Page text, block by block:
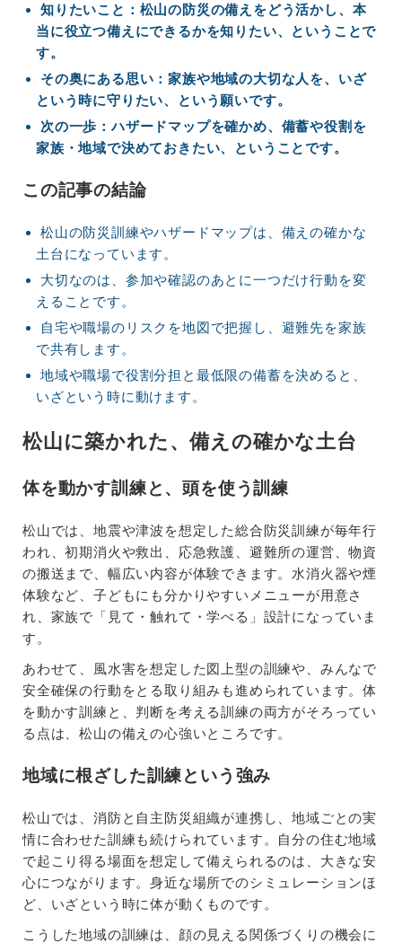
知りたいこと：松山の防災の備えをどう活かし、本
当に役立つ備えにできるかを知りたい、ということで
す。
その奥にある思い：家族や地域の大切な人を、いざ
という時に守りたい、という願いです。
次の一歩：ハザードマップを確かめ、備蓄や役割を
家族・地域で決めておきたい、ということです。
この記事の結論
松山の防災訓練やハザードマップは、備えの確かな
土台になっています。
大切なのは、参加や確認のあとに一つだけ行動を変
えることです。
自宅や職場のリスクを地図で把握し、避難先を家族
で共有します。
地域や職場で役割分担と最低限の備蓄を決めると、
いざという時に動けます。
松山に築かれた、備えの確かな土台
体を動かす訓練と、頭を使う訓練
松山では、地震や津波を想定した総合防災訓練が毎年行
われ、初期消火や救出、応急救護、避難所の運営、物資
の搬送まで、幅広い内容が体験できます。水消火器や煙
体験など、子どもにも分かりやすいメニューが用意さ
れ、家族で「見て・触れて・学べる」設計になっていま
す。
あわせて、風水害を想定した図上型の訓練や、みんなで
安全確保の行動をとる取り組みも進められています。体
を動かす訓練と、判断を考える訓練の両方がそろってい
る点は、松山の備えの心強いところです。
地域に根ざした訓練という強み
松山では、消防と自主防災組織が連携し、地域ごとの実
情に合わせた訓練も続けられています。自分の住む地域
で起こり得る場面を想定して備えられるのは、大きな安
心につながります。身近な場所でのシミュレーションほ
ど、いざという時に体が動くものです。
こうした地域の訓練は、顔の見える関係づくりの機会に